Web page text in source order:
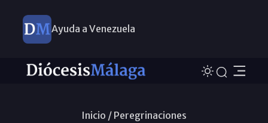
Ayuda a Venezuela
Inicio / Peregrinaciones